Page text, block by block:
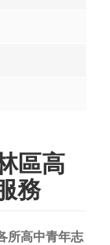
區高
務
所高中青年志